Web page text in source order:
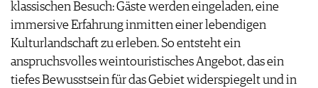
klassischen Besuch: Gäste werden eingeladen, eine
immersive Erfahrung inmitten einer lebendigen
Kulturlandschaft zu erleben. So entsteht ein
anspruchsvolles weintouristisches Angebot, das ein
tiefes Bewusstsein für das Gebiet widerspiegelt und in